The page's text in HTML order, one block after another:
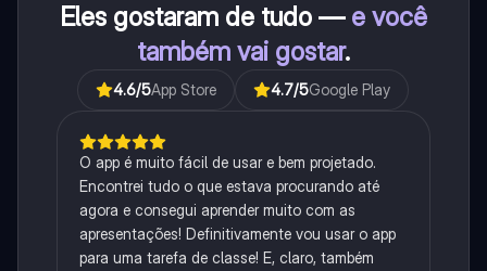
Eles gostaram de tudo — e você
também vai gostar.
4.6/5App Store 4.7/5Google Play
O app é muito fácil de usar e bem projetado.
Encontrei tudo o que estava procurando até
agora e consegui aprender muito com as
apresentações! Definitivamente vou usar o app
para uma tarefa de classe! E, claro, também